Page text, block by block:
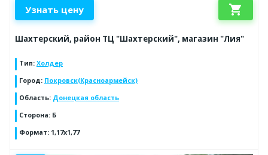
Узнать цену shopping_cart
Шахтерский, район ТЦ "Шахтерский", магазин "Лия"
Тип: Холдер
Город: Покровск(Красноармейск)
Область: Донецкая область
Сторона: Б
Формат: 1,17х1,77